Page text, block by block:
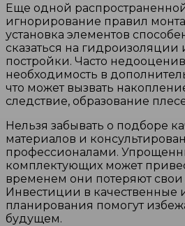
Еще одной
игнорирование правил
установка элементов
сказаться на гидроизоляции
постройки. Часто
необходимость в
что может вызвать
следствие, образование
Нельзя забывать о подборе
материалов и
профессионалами.
комплектующих может
временем они потеряют свои
Инвестиции в качественные
планирования помогут
будущем.